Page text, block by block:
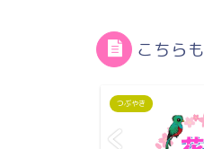
こちら
つぶやき